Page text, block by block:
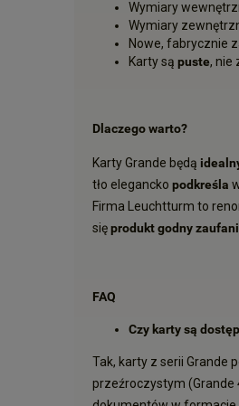
Wymiary
Wymiary
Nowe, fabrycznie
Karty są puste, nie
Dlaczego warto?
Karty Grande będą
tło elegancko podkreśla
Firma Leuchtturm to
sięprodukt godny
FAQ
Czy karty są
Tak, karty z serii Grande
przeźroczystym (Grande